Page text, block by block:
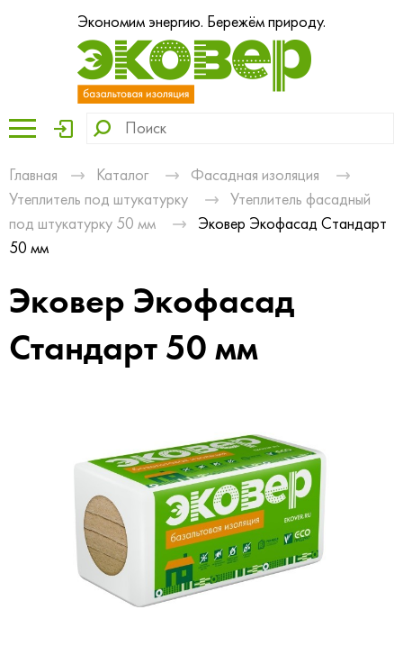
Экономим энергию. Бережём природу.
Главная Каталог
Фасадная изоляция
Утеплитель под штукатурку
Утеплитель фасадный
под штукатурку 50 мм
Эковер Экофасад Стандарт
50 мм
Эковер Экофасад
Стандарт 50 мм